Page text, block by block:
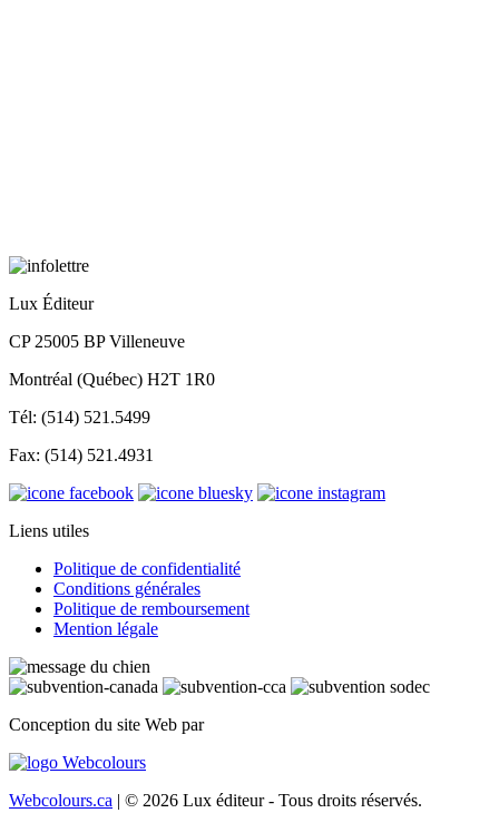
Lux Éditeur
CP 25005 BP Villeneuve
Montréal (Québec) H2T 1R0
Tél: (514) 521.5499
Fax: (514) 521.4931
Liens utiles
Politique de confidentialité
Conditions générales
Politique de remboursement
Mention légale
Conception du site Web par
Webcolours.ca | © 2026 Lux éditeur - Tous droits réservés.